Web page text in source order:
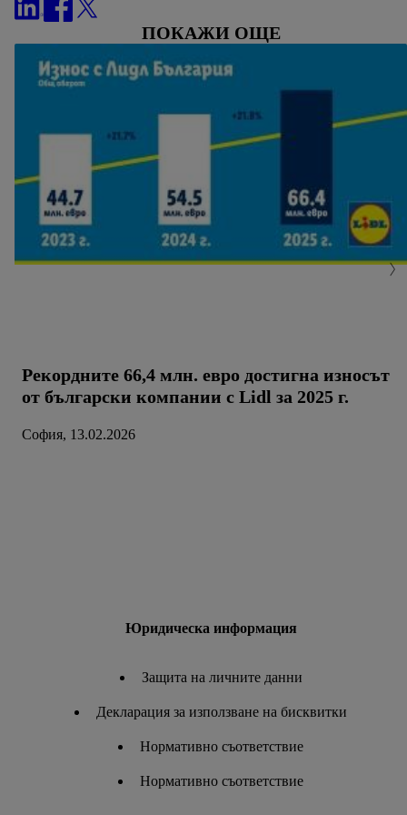
ПОКАЖИ ОЩЕ
Рекордните 66,4 млн. евро достигна износът
от български компании с Lidl за 2025 г.
София, 13.02.2026
Юридическа информация
Защита на личните данни
Декларация за използване на бисквитки
Нормативно съответствие
Нормативно съответствие
само използването на необходимите технологии. С
натискане на "Съгласен" давате съгласието си за
Допълнителна информация, включително за периода на
съгласието си по всяко време с действие за в бъдеще,
можете да намерите в нашатаполитика за
поверителност.Можете да намерите правната
информация за оператора на сайта тук.